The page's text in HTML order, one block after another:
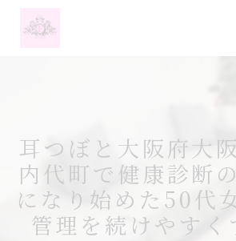
耳つぼと大阪府大
内代町で健康診断
になり始めた50代
管理を続けやすく